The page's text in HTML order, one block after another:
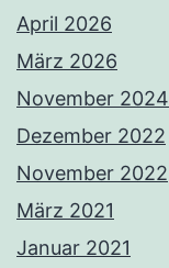
April 2026
März 2026
November 2024
Dezember 2022
November 2022
März 2021
Januar 2021